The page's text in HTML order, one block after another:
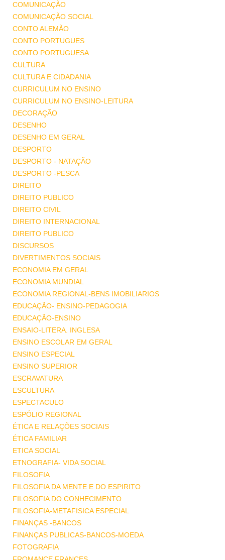
COMUNICAÇÃO
COMUNICAÇÃO SOCIAL
CONTO ALEMÃO
CONTO PORTUGUES
CONTO PORTUGUESA
CULTURA
CULTURA E CIDADANIA
CURRICULUM NO ENSINO
CURRICULUM NO ENSINO-LEITURA
DECORAÇÃO
DESENHO
DESENHO EM GERAL
DESPORTO
DESPORTO - NATAÇÃO
DESPORTO -PESCA
DIREITO
DIREITO PUBLICO
DIREITO CIVIL
DIREITO INTERNACIONAL
DIREITO PUBLICO
DISCURSOS
DIVERTIMENTOS SOCIAIS
ECONOMIA EM GERAL
ECONOMIA MUNDIAL
ECONOMIA REGIONAL-BENS IMOBILIARIOS
EDUCAÇÃO- ENSINO-PEDAGOGIA
EDUCAÇÃO-ENSINO
ENSAIO-LITERA. INGLESA
ENSINO ESCOLAR EM GERAL
ENSINO ESPECIAL
ENSINO SUPERIOR
ESCRAVATURA
ESCULTURA
ESPECTACULO
ESPÓLIO REGIONAL
ÉTICA E RELAÇÕES SOCIAIS
ÉTICA FAMILIAR
ETICA SOCIAL
ETNOGRAFIA- VIDA SOCIAL
FILOSOFIA
FILOSOFIA DA MENTE E DO ESPIRITO
FILOSOFIA DO CONHECIMENTO
FILOSOFIA-METAFISICA ESPECIAL
FINANÇAS -BANCOS
FINANÇAS PUBLICAS-BANCOS-MOEDA
FOTOGRAFIA